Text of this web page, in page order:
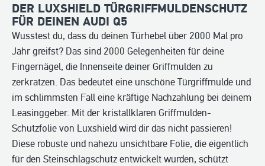
DER LUXSHIELD TÜRGRIFFMULDENSCHUTZ
FÜR DEINEN AUDI Q5
Wusstest du, dass du deinen Türhebel über 2000 Mal pro
Jahr greifst? Das sind 2000 Gelegenheiten für deine
Fingernägel, die Innenseite deiner Griffmulden zu
zerkratzen. Das bedeutet eine unschöne Türgriffmulde und
im schlimmsten Fall eine kräftige Nachzahlung bei deinem
Leasinggeber. Mit der kristallklaren Griffmulden-
Schutzfolie von Luxshield wird dir das nicht passieren!
Diese robuste und nahezu unsichtbare Folie, die eigentlich
für den Steinschlagschutz entwickelt wurden, schützt